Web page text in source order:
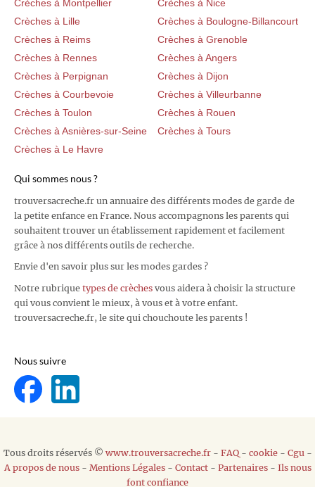
Crèches à Montpellier
Crèches à Nice
Crèches à Lille
Crèches à Boulogne-Billancourt
Crèches à Reims
Crèches à Grenoble
Crèches à Rennes
Crèches à Angers
Crèches à Perpignan
Crèches à Dijon
Crèches à Courbevoie
Crèches à Villeurbanne
Crèches à Toulon
Crèches à Rouen
Crèches à Asnières-sur-Seine
Crèches à Tours
Crèches à Le Havre
Qui sommes nous ?
trouversacreche.fr un annuaire des différents modes de garde de
la petite enfance en France. Nous accompagnons les parents qui
souhaitent trouver un établissement rapidement et facilement
grâce à nos différents outils de recherche.
Envie d'en savoir plus sur les modes gardes ?
Notre rubrique types de crèches vous aidera à choisir la structure
qui vous convient le mieux, à vous et à votre enfant.
trouversacreche.fr, le site qui chouchoute les parents !
Nous suivre
Tous droits réservés © www.trouversacreche.fr- FAQ- cookie- Cgu-
A propos de nous- Mentions Légales- Contact- Partenaires- Ils nous
font confiance